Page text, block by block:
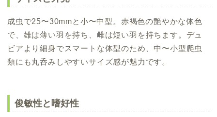
成虫で25〜30mmと小〜中型。赤褐色の艶やかな体色
で、雄は薄い羽を持ち、雌は短い羽を持ちます。デュ
ビアより細身でスマートな体型のため、中〜小型爬虫
類にも丸呑みしやすいサイズ感が魅力です。
俊敏性と嗜好性